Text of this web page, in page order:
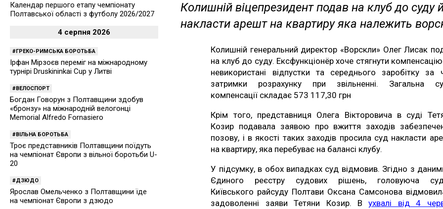
Колишній віцепрезидент подав на клуб до суду
накласти арешт на квартиру яка належить
Колишній генеральний директор «Ворскли» Олег Лисак
на клуб до суду. Ексфункціонёр хоче стягнути
невикористані відпустки та середнього заробітку за
затримки розрахунку при звільненні. Загальна
компенсації складає 573 117,30 грн
Крім того, представниця Олега Вікторовича в суді
Козир подавала заявою про вжиття заходів
позову, і в якості таких заходів просила суд накласти
на квартиру, яка перебуває на балансі клубу.
У підсумку, в обох випадках суд відмовив. Згідно з
Єдиного реєстру судових рішень, головуюча
Київського райсуду Полтави Оксана Самсонова
задоволенні заяви Тетяни Козир. Вухвалі від 4
Календар першого етапу чемпіонату
Полтавської області з футболу 2026/2027
4 серпня 2026
ГРЕКО-РИМСЬКА БОРОТЬБА
Ірфан Мірзоєв переміг на міжнародному
турнірі Druskininkai Cup у Литві
ВЕЛОСПОРТ
Богдан Говорун з Полтавщини здобув
«бронзу» на міжнародній велогонці
Memorial Alfredo Fornasiero
ВІЛЬНА БОРОТЬБА
Троє представників Полтавщини поїдуть
на чемпіонат Європи з вільної боротьби U-
20
ДЗЮДО
Ярослав Омельченко з Полтавщини їде
на чемпіонат Європи з дзюдо